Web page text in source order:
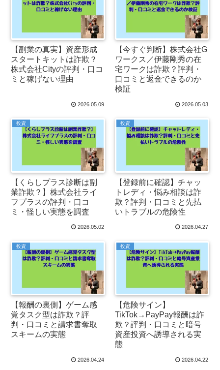
【副業の真実】資産形成
スタートキットは詐欺？
株式会社Cityの評判・口コ
ミと稼げない理由
2026.05.09
【今すぐ判断】株式会社G
ワークス／伊藤剛秀の在
宅ワークは詐欺？評判・
口コミと返金できるのか
検証
2026.05.03
投資
【くらしプラス診断は副
業詐欺？】株式会社ライ
フプラスの評判・口コ
ミ・怪しい実態を調査
2026.05.02
投資
【登録前に確認】チャッ
トレディ・悩み相談は詐
欺？評判・口コミと先払
いトラブルの危険性
2026.04.27
投資
【報酬の裏側】ゲーム感
覚タスク型は詐欺？評
判・口コミと請求書奪取
スキームの実態
2026.04.24
投資
【危険サイン】
TikTok→PayPay報酬は詐
欺？評判・口コミと暗号
資産投資へ誘導される実
態
2026.04.22